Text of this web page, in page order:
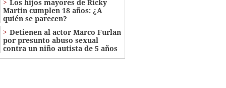
Los hijos mayores de Ricky
Martin cumplen 18 años: ¿A
quién se parecen?
Detienen al actor Marco Furlan
por presunto abuso sexual
contra un niño autista de 5 años